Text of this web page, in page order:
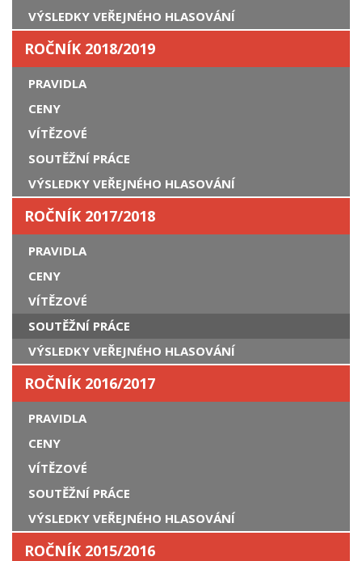
VÝSLEDKY VEŘEJNÉHO HLASOVÁNÍ
ROČNÍK 2018/2019
PRAVIDLA
CENY
VÍTĚZOVÉ
SOUTĚŽNÍ PRÁCE
VÝSLEDKY VEŘEJNÉHO HLASOVÁNÍ
ROČNÍK 2017/2018
PRAVIDLA
CENY
VÍTĚZOVÉ
SOUTĚŽNÍ PRÁCE
VÝSLEDKY VEŘEJNÉHO HLASOVÁNÍ
ROČNÍK 2016/2017
PRAVIDLA
CENY
VÍTĚZOVÉ
SOUTĚŽNÍ PRÁCE
VÝSLEDKY VEŘEJNÉHO HLASOVÁNÍ
ROČNÍK 2015/2016